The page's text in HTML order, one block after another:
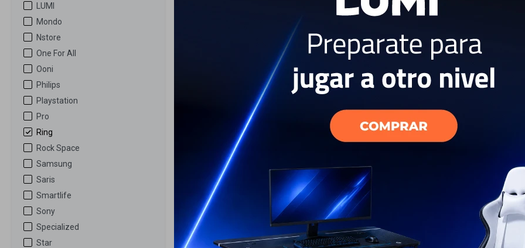
LUMI
Mondo
Nstore
One For All
Ooni
Philips
Playstation
Pro
Ring
Rock Space
Samsung
Saris
Smartlife
Sony
Specialized
Star